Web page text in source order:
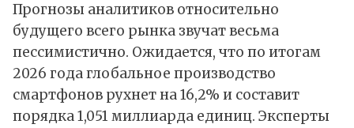
Прогнозы аналитиков относительно
будущего всего рынка звучат весьма
пессимистично. Ожидается, что по итогам
2026 года глобальное производство
смартфонов рухнет на 16,2% и составит
порядка 1,051 миллиарда единиц. Эксперты